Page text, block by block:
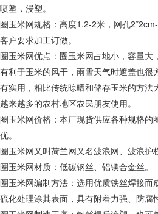
喷塑，浸塑。
圈玉米网规格：高度1.2-2米，网孔
客户要求加工订做。
圈玉米网优点：圈玉米网占地小，容量大
有利于玉米的风干，雨雪天气时遮盖也很
有实用，相比传统晾晒和储存玉米的方法
越来越多的农村地区农民朋友使用。
圈玉米网价格：本厂现货供应各种规格的
优。
圈玉米网又叫荷兰网又名波浪网、波浪护
圈玉米网材质：低碳钢丝、铝镁合金丝。
圈玉米网编制方法：选用优质铁丝焊接而
硫化处理涂其表面，具有附着力强、防腐